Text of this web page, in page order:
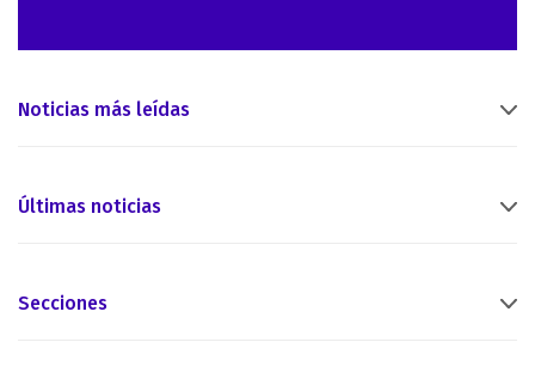
Noticias más leídas
Últimas noticias
Secciones